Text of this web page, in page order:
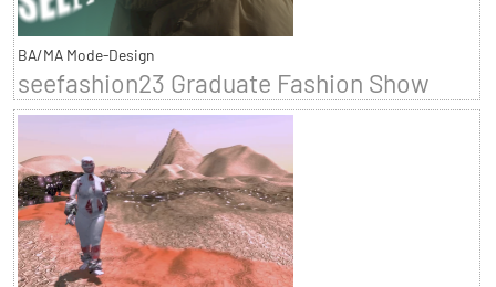
BA/MA Mode-Design
seefashion23 Graduate Fashion Show